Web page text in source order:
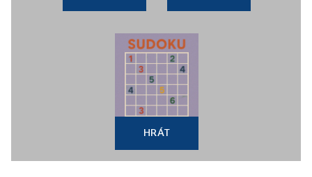
HRÁT